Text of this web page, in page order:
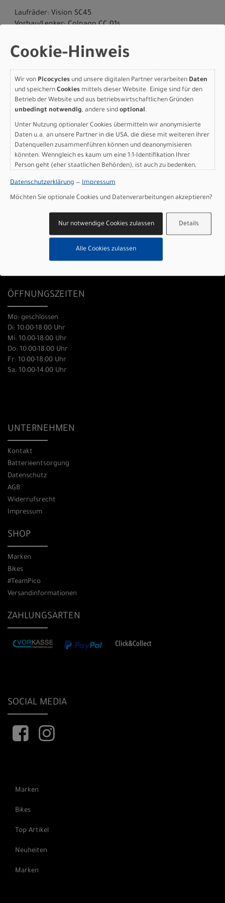
Laufräder: Vision SC45
Vorbau/Lenker: Colnago CC.01s
Marke Colnago:COLNAGO ERNESTO E C. S.R.L.
Viale Brianzaa, 9
+39 02 95 30 80 82
customercare@colnago.com
info@colnago.com
KONTAKT
Rathausstraße 6
info@picocycles.de
ÖFFNUNGSZEITEN
Mo: geschlossen
Di: 10:00-18:00 Uhr
Mi: 10:00-18:00 Uhr
Do: 10:00-18:00 Uhr
Fr: 10:00-18:00 Uhr
Sa: 10:00-14:00 Uhr
UNTERNEHMEN
Kontakt
Batterieentsorgung
Datenschutz
AGB
Widerrufsrecht
Impressum
SHOP
Marken
Bikes
#TeamPico
Versandinformationen
ZAHLUNGSARTEN
SOCIAL MEDIA
Marken
Bikes
Top Artikel
Neuheiten
Marken
Cookie-Hinweis
Wir von Picocycles und unsere digitalen Partner verarbeiten Daten
und speichern Cookies mittels dieser Website. Einige sind für den
Betrieb der Website und aus betriebswirtschaftlichen Gründen
unbedingt notwendig, andere sind optional.
Unter Nutzung optionaler Cookies übermitteln wir anonymisierte
Daten u.a. an unsere Partner in die USA, die diese mit weiteren ihrer
Datenquellen zusammenführen können und deanonymisieren
könnten. Wenngleich es kaum um eine 1:1-Identifikation Ihrer
Person geht (eher staatlichen Behörden), ist auch zu bedenken,
sind wie bei uns in der Europäischen Union.
Datenschutzerklärung — Impressum
Möchten Sie optionale Cookies und Datenverarbeitungen akzeptieren?
Details
Nur notwendige Cookies zulassen
Alle Cookies zulassen